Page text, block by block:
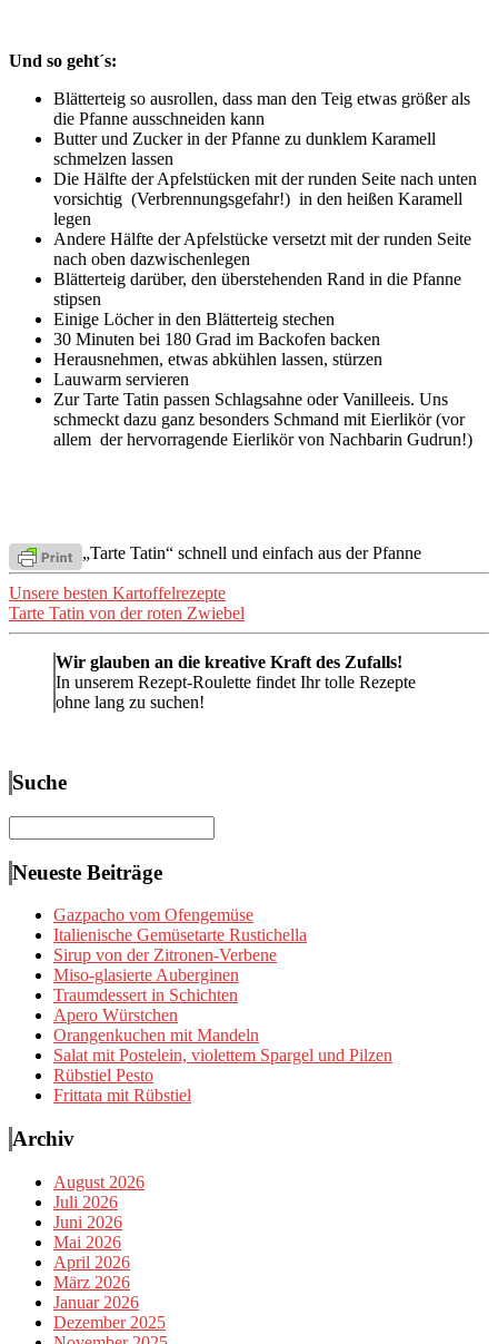
Und so geht´s:
Blätterteig so ausrollen, dass man den Teig etwas größer als
die Pfanne ausschneiden kann
Butter und Zucker in der Pfanne zu dunklem Karamell
schmelzen lassen
Die Hälfte der Apfelstücken mit der runden Seite nach unten
vorsichtig (Verbrennungsgefahr!) in den heißen Karamell
legen
Andere Hälfte der Apfelstücke versetzt mit der runden Seite
nach oben dazwischenlegen
Blätterteig darüber, den überstehenden Rand in die Pfanne
stipsen
Einige Löcher in den Blätterteig stechen
30 Minuten bei 180 Grad im Backofen backen
Herausnehmen, etwas abkühlen lassen, stürzen
Lauwarm servieren
Zur Tarte Tatin passen Schlagsahne oder Vanilleeis. Uns
schmeckt dazu ganz besonders Schmand mit Eierlikör (vor
allem der hervorragende Eierlikör von Nachbarin Gudrun!)
„Tarte Tatin“ schnell und einfach aus der Pfanne
Beitragsnavigation
Unsere besten Kartoffelrezepte
Tarte Tatin von der roten Zwiebel
Wir glauben an die kreative Kraft des Zufalls!
In unserem Rezept-Roulette findet Ihr tolle Rezepte
ohne lang zu suchen!
Suche
nach:
Neueste Beiträge
Gazpacho vom Ofengemüse
Italienische Gemüsetarte Rustichella
Sirup von der Zitronen-Verbene
Miso-glasierte Auberginen
Traumdessert in Schichten
Apero Würstchen
Orangenkuchen mit Mandeln
Salat mit Postelein, violettem Spargel und Pilzen
Rübstiel Pesto
Frittata mit Rübstiel
Archiv
August 2026
Juli 2026
Juni 2026
Mai 2026
April 2026
März 2026
Januar 2026
Dezember 2025